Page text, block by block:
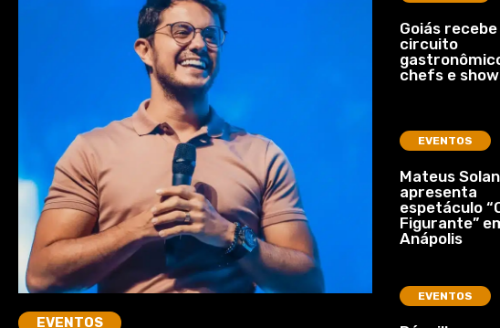
EVENTOS
Goiás recebe
circuito
chefs e
EVENTOS
Mateus
apresenta
espetáculo
Figurante”
Anápolis
EVENTOS